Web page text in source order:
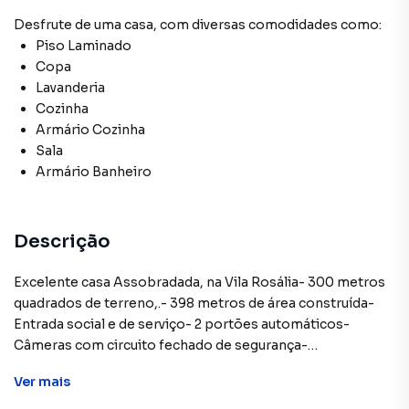
Desfrute de uma casa, com diversas comodidades como:
Piso Laminado
Copa
Lavanderia
Cozinha
Armário Cozinha
Sala
Armário Banheiro
Descrição
Excelente casa Assobradada, na Vila Rosália- 300 metros
quadrados de terreno,.- 398 metros de área construída-
Entrada social e de serviço- 2 portões automáticos-
Câmeras com circuito fechado de segurança-
Churrasqueira- 3 suíte, sendo 1 master com closet e hidro,
Ver mais